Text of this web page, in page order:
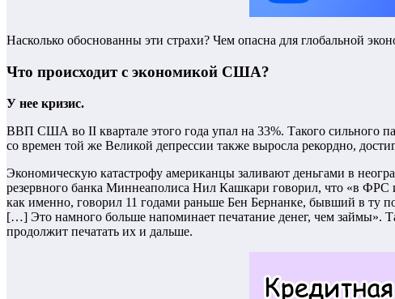
Насколько обоснованны эти страхи? Чем опасна для глобальной
Что происходит с экономикой США?
У нее кризис.
ВВП США во II квартале этого года упал на 33%. Такого сильного
со времен той же Великой депрессии также выросла рекордно,
Экономическую катастрофу американцы заливают деньгами в
резервного банка Миннеаполиса Нил Кашкари говорил, что «в
как именно, говорил 11 годами раньше Бен Бернанке, бывший в
[…] Это намного больше напоминает печатание денег, чем займы».
продолжит печатать их и дальше.